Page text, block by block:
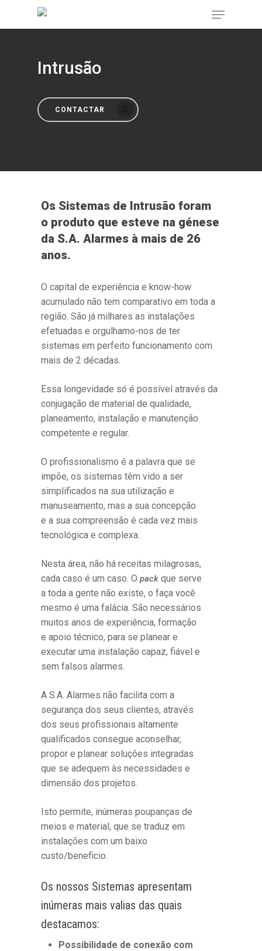
Pressione Enter para procurar ou ESC para
Intrusão
CONTACTAR
Os Sistemas de Intrusão foram
o produto que esteve na génese
da S.A. Alarmes à mais de 26
anos.
O capital de experiência e know-how
acumulado não tem comparativo em toda a
região. São já milhares as instalações
efetuadas e orgulhamo-nos de ter
sistemas em perfeito funcionamento com
mais de 2 décadas.
Essa longevidade só é possível através da
conjugação de material de qualidade,
planeamento, instalação e manutenção
competente e regular.
O profissionalismo é a palavra que se
impõe, os sistemas têm vido a ser
simplificados na sua utilização e
manuseamento, mas a sua concepção
e a sua compreensão é cada vez mais
tecnológica e complexa.
Nesta área, não há receitas milagrosas,
cada caso é um caso. Opack que serve
a toda a gente não existe, o faça você
mesmo é uma falácia. São necessários
muitos anos de experiência, formação
e apoio técnico, para se planear e
executar uma instalação capaz, fiável e
sem falsos alarmes.
A S.A. Alarmes não facilita com a
segurança dos seus clientes, através
dos seus profissionais altamente
qualificados consegue aconselhar,
propor e planear soluções integradas
que se adequem às necessidades e
dimensão dos projetos.
Isto permite, inúmeras poupanças de
meios e material, que se traduz em
instalações com um baixo
custo/beneficio.
Os nossos Sistemas apresentam
inúmeras mais valias das quais
destacamos:
Possibilidade de conexão com